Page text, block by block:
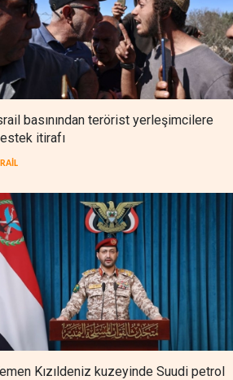
askerlerinin Lübnan'daki
yağmaladığı ortaya
05 Ağustos 2026
NYT: Washington, İran'ı yine
okuyamadı
BATI YARIM KÜRE 05 Ağustos 2026
İsrailli istihbaratçı: ABD'nin
mühimmatının bittiği iddiası
bir iç kavga
İran karşısında 'zor kararlara'
sevk ediyor
BATI YARIM KÜRE
basınından terörist yerleşimcilere
itirafı
Kızıldeniz kuzeyinde Suudi petrol